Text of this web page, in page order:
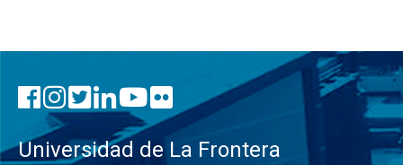
Universidad de La Frontera